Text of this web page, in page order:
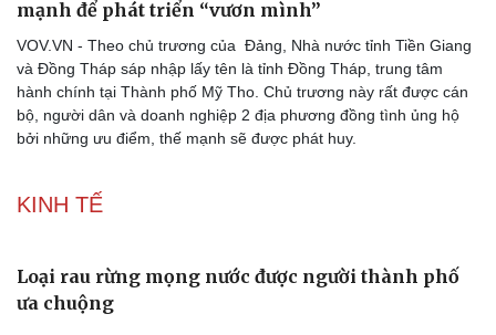
mạnh để phát triển “vươn mình”
VOV.VN - Theo chủ trương của Đảng, Nhà nước tỉnh Tiền Giang
và Đồng Tháp sáp nhập lấy tên là tỉnh Đồng Tháp, trung tâm
hành chính tại Thành phố Mỹ Tho. Chủ trương này rất được cán
bộ, người dân và doanh nghiệp 2 địa phương đồng tình ủng hộ
bởi những ưu điểm, thế mạnh sẽ được phát huy.
KINH TẾ
Loại rau rừng mọng nước được người thành phố
ưa chuộng